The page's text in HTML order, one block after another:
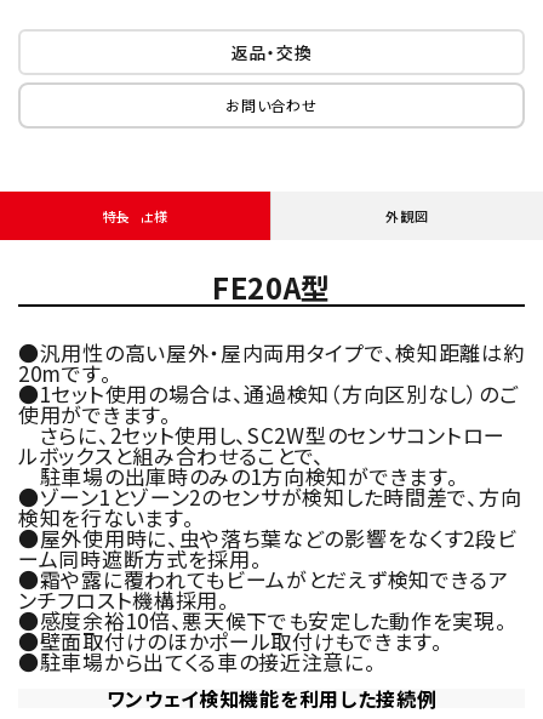
返品・交換
お問い合わせ
特長・仕様 外観図
FE20A型
●汎用性の高い屋外・屋内両用タイプで、検知距離は約
20mです。
●1セット使用の場合は、通過検知（方向区別なし）のご
使用ができます。
さらに、2セット使用し、SC2W型のセンサコントロー
ルボックスと組み合わせることで、
駐車場の出庫時のみの1方向検知ができます。
●ゾーン1とゾーン2のセンサが検知した時間差で、方向
検知を行ないます。
●屋外使用時に、虫や落ち葉などの影響をなくす2段ビ
ーム同時遮断方式を採用。
●霜や露に覆われてもビームがとだえず検知できるア
ンチフロスト機構採用。
●感度余裕10倍、悪天候下でも安定した動作を実現。
●壁面取付けのほかポール取付けもできます。
●駐車場から出てくる車の接近注意に。
ワンウェイ検知機能を利用した接続例